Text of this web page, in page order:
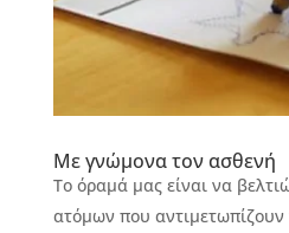
Με γνώμονα τον ασθενή
Το όραμά μας είναι να
ατόμων που αντιμετωπίζουν